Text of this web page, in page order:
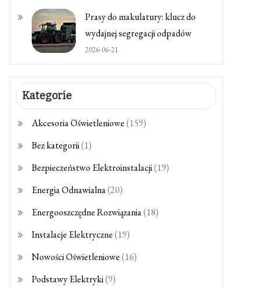
Prasy do makulatury: klucz do
wydajnej segregacji odpadów
2026-06-21
Kategorie
Akcesoria Oświetleniowe(159)
Bez kategorii(1)
Bezpieczeństwo Elektroinstalacji(19)
Energia Odnawialna(20)
Energooszczędne Rozwiązania(18)
Instalacje Elektryczne(19)
Nowości Oświetleniowe(16)
Podstawy Elektryki(9)